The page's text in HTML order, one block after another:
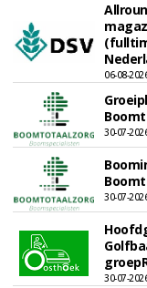
06-08-
30-07-
30-07-
30-07-